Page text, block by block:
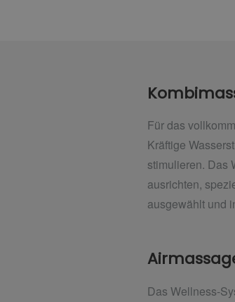
Für das
Kräftige
stimulieren. Das
ausrichten,
ausgewählt und
Das Wellness-